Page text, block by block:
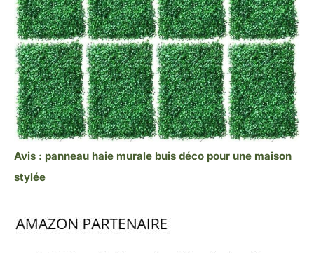
Avis : panneau haie murale buis déco pour une maison
stylée